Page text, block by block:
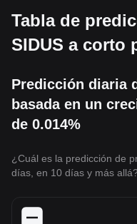
Tabla de
SIDUS a corto
Predicción diaria
basada en un
de 0.014%
¿Cuál es la predicción de
días, en 10 días y más